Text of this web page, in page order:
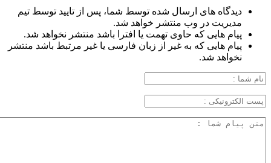
دیدگاه های ارسال شده توسط شما، پس از تایید توسط تیم
مدیریت در وب منتشر خواهد شد.
پیام هایی که حاوی تهمت یا افترا باشد منتشر نخواهد شد.
پیام هایی که به غیر از زبان فارسی یا غیر مرتبط باشد منتشر
نخواهد شد.